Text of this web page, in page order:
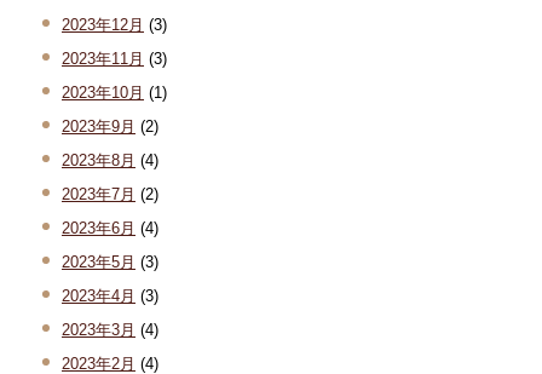
2023年12月 (3)
2023年11月 (3)
2023年10月 (1)
2023年9月 (2)
2023年8月 (4)
2023年7月 (2)
2023年6月 (4)
2023年5月 (3)
2023年4月 (3)
2023年3月 (4)
2023年2月 (4)